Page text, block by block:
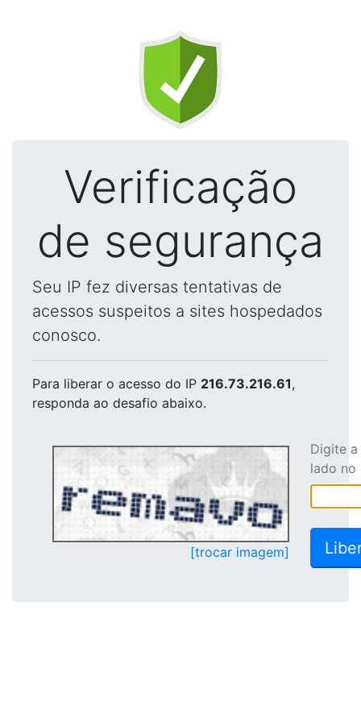
Verificação
de segurança
Seu IP fez diversas tentativas de
acessos suspeitos a sites hospedados
conosco.
Para liberar o acesso do IP 216.73.216.61,
responda ao desafio abaixo.
[trocar imagem]
Digite
lado no